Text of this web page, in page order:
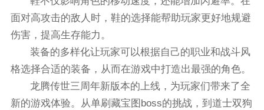
面对高攻击的敌人时，鞋的选择能帮助玩家更好地规避
伤害，提高生存能力。
装备的多样化让玩家可以根据自己的职业和战斗风
格选择合适的装备，从而在游戏中打造出最强的角色。
龙腾传世三周年新版本的上线，为玩家们带来了全
新的游戏体验。从单刷藏宝图boss的挑战，到道士双狗